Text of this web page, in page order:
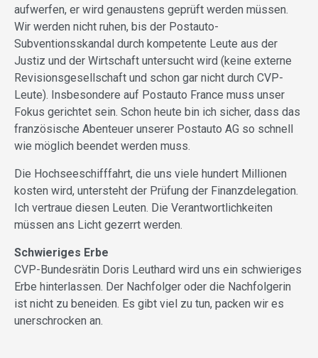
aufwerfen, er wird genaustens geprüft werden müssen.
Wir werden nicht ruhen, bis der Postauto-
Subventionsskandal durch kompetente Leute aus der
Justiz und der Wirtschaft untersucht wird (keine externe
Revisionsgesellschaft und schon gar nicht durch CVP-
Leute). Insbesondere auf Postauto France muss unser
Fokus gerichtet sein. Schon heute bin ich sicher, dass das
französische Abenteuer unserer Postauto AG so schnell
wie möglich beendet werden muss.
Die Hochseeschifffahrt, die uns viele hundert Millionen
kosten wird, untersteht der Prüfung der Finanzdelegation.
Ich vertraue diesen Leuten. Die Verantwortlichkeiten
müssen ans Licht gezerrt werden.
Schwieriges Erbe
CVP-Bundesrätin Doris Leuthard wird uns ein schwieriges
Erbe hinterlassen. Der Nachfolger oder die Nachfolgerin
ist nicht zu beneiden. Es gibt viel zu tun, packen wir es
unerschrocken an.